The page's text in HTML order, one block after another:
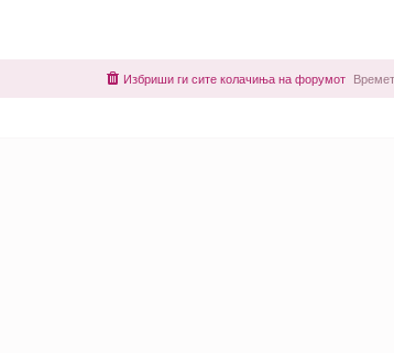
Избриши ги сите колачиња на форумот